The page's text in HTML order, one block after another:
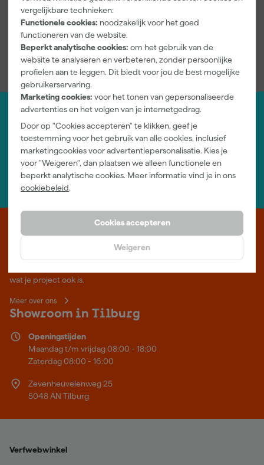
vergelijkbare technieken:
Functionele cookies: noodzakelijk voor het goed
functioneren van de website.
Beperkt analytische cookies: om het gebruik van de
website te analyseren en verbeteren, zonder persoonlijke
profielen aan te leggen. Dit biedt voor jou de best mogelijke
gebruikerservaring.
Marketing cookies: voor het tonen van gepersonaliseerde
advertenties en het volgen van je internetgedrag.
Door op "Cookies accepteren" te klikken, geef je
toestemming voor het gebruik van alle cookies, inclusief
marketingcookies voor advertentiepersonalisatie. Kies je
voor "Weigeren", dan plaatsen we alleen functionele en
beperkt analytische cookies. Meer informatie vind je in ons
cookiebeleid.
Cookies accepteren
Weigeren
Kenmerkenblad
Veiligheidsblad
Jouw account
Log-in en beheer je bestellingen en gegevens
Nieuwsbrief
Inschrijven wekelijkse nieuwsbrief
Wij helpen je graag
Neem contact op met één van onze specialisten.
Leer Verfwebwinkel beter kennen
Verf kopen doe je bij Verfwebwinkel.be, dé online verfwinkel van
wat je project ook is.
Meer over ons
Showroom in Tilburg
Openingstijden
Maandag t/m vrijdag 08:00 - 18:00
Zaterdag 08:00 - 16:00
Zevenheuvelenweg 25
5048 AN Tilburg
Verfwebwinkel